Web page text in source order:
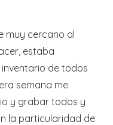
muy cercano al
estaba
de todos
semana me
y grabar todos y
la particularidad de